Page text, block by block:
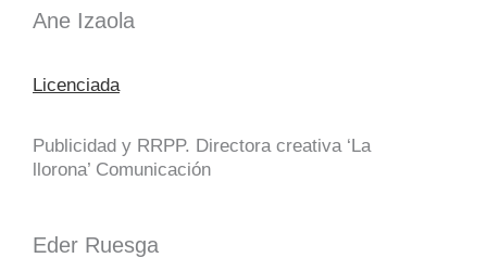
Ane Izaola
Licenciada
Publicidad y RRPP. Directora creativa ‘La
llorona’ Comunicación
Eder Ruesga